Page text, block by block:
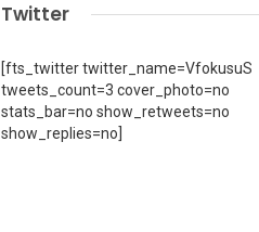
Twitter
[fts_twitter twitter_name=VfokusuS
tweets_count=3 cover_photo=no
stats_bar=no show_retweets=no
show_replies=no]